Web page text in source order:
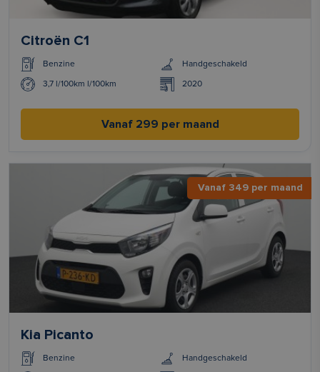
Citroën C1
Benzine Handgeschakeld
3,7 l/100km l/100km 2020
Vanaf 299 per maand
Vanaf 349 per maand
Kia Picanto
Benzine Handgeschakeld